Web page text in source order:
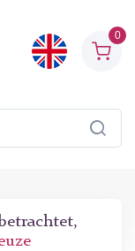
0